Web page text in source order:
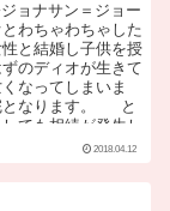
ョナサン＝ジョー
わちゃわちゃした
と結婚し子供を授
のディオが生きて
なってしまいま
となります。 と
ても相続が発生し
2018.04.12